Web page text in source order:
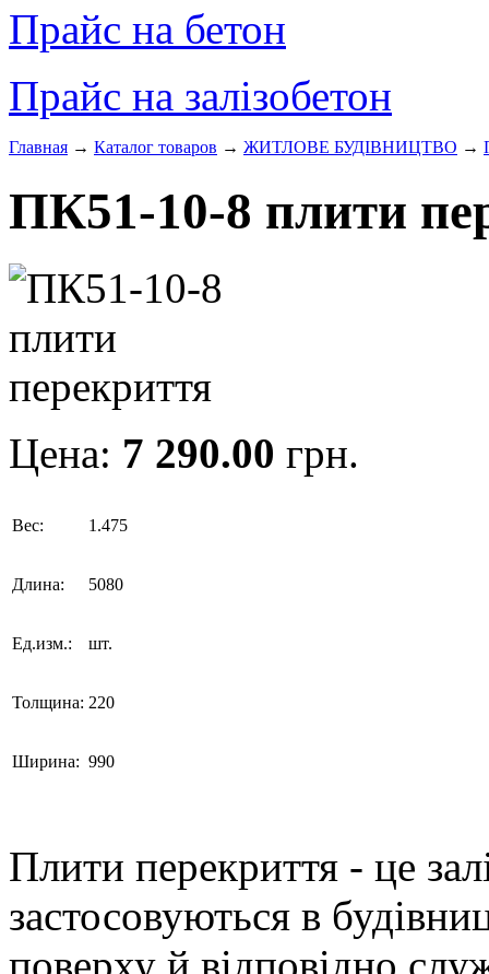
Прайс на бетон
Прайс на залізобетон
Главная → Каталог товаров → ЖИТЛОВЕ БУДIВНИЦТВО →
ПК51-10-8 плити
Цена: 7 290.00 грн.
Вес: 1.475
Длина: 5080
Ед.изм.: шт.
Толщина: 220
Ширина: 990
Плити перекриття - це
застосовуються в